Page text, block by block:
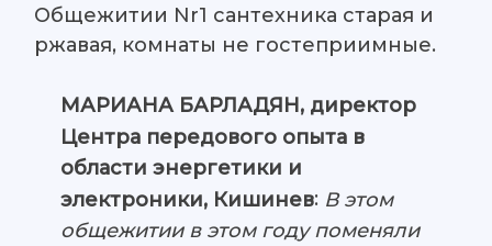
Общежитии Nr1 сантехника старая и
ржавая, комнаты не гостеприимные.
МАРИАНА БАРЛАДЯН, директор
Центра передового опыта в
области энергетики и
электроники, Кишинев: В этом
общежитии в этом году поменяли